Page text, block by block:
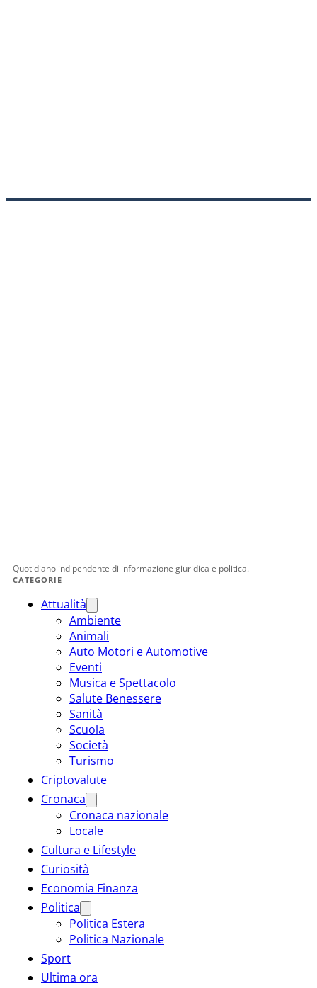
Quotidiano indipendente di informazione giuridica e politica.
CATEGORIE
Attualità
Ambiente
Animali
Auto Motori e Automotive
Eventi
Musica e Spettacolo
Salute Benessere
Sanità
Scuola
Società
Turismo
Criptovalute
Cronaca
Cronaca nazionale
Locale
Cultura e Lifestyle
Curiosità
Economia Finanza
Politica
Politica Estera
Politica Nazionale
Sport
Ultima ora